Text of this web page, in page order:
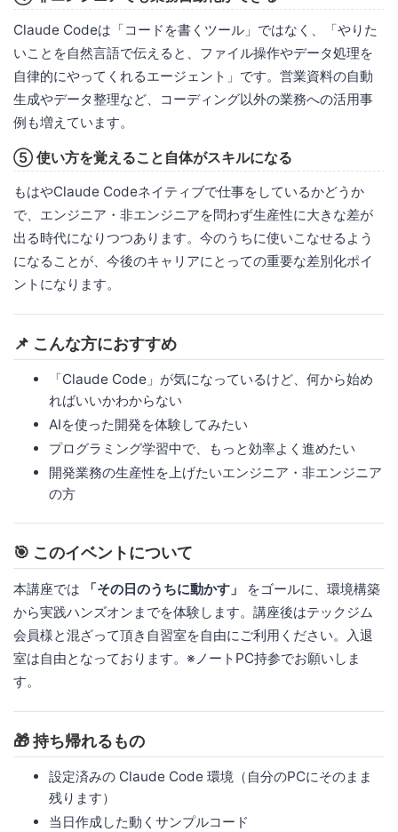
Claude Codeは「コードを書くツール」ではなく、「やりた
いことを自然言語で伝えると、ファイル操作やデータ処理を
自律的にやってくれるエージェント」です。営業資料の自動
生成やデータ整理など、コーディング以外の業務への活用事
例も増えています。
⑤ 使い方を覚えること自体がスキルになる
もはやClaude Codeネイティブで仕事をしているかどうか
で、エンジニア・非エンジニアを問わず生産性に大きな差が
出る時代になりつつあります。今のうちに使いこなせるよう
になることが、今後のキャリアにとっての重要な差別化ポイ
ントになります。
📌 こんな方におすすめ
「Claude Code」が気になっているけど、何から始め
ればいいかわからない
AIを使った開発を体験してみたい
プログラミング学習中で、もっと効率よく進めたい
開発業務の生産性を上げたいエンジニア・非エンジニア
の方
🎯 このイベントについて
本講座では 「その日のうちに動かす」
をゴールに、環境構築
から実践ハンズオンまでを体験します。講座後はテックジム
会員様と混ざって頂き自習室を自由にご利用ください。入退
室は自由となっております。※ノートPC持参でお願いしま
す。
🎁 持ち帰れるもの
設定済みの Claude Code 環境（自分のPCにそのまま
残ります）
当日作成した動くサンプルコード